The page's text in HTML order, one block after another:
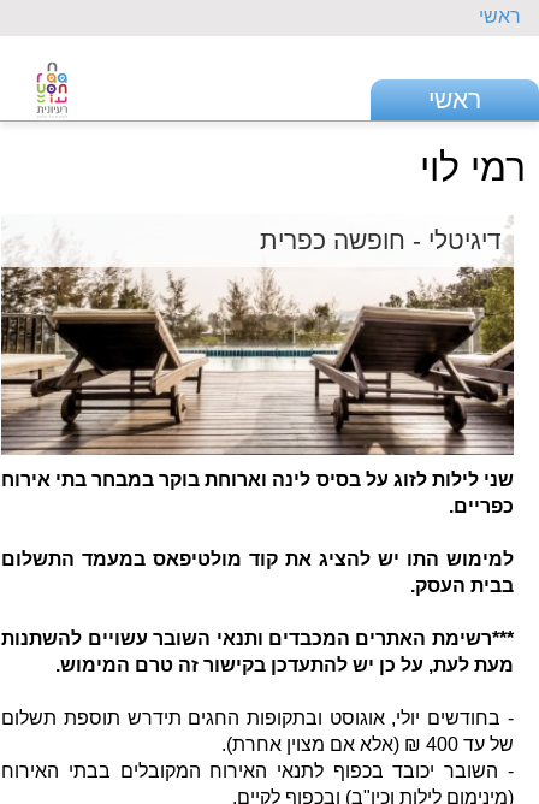
ראשי
ראשי
רמי לוי
דיגיטלי - חופשה כפרית
שני לילות לזוג על בסיס לינה וארוחת בוקר במבחר בתי אירוח
כפריים.
למימוש התו יש להציג את קוד מולטיפאס במעמד התשלום
בבית העסק.
***רשימת האתרים המכבדים ותנאי השובר עשויים להשתנות
מעת לעת, על כן יש להתעדכן בקישור זה טרם המימוש.
- בחודשים יולי, אוגוסט ובתקופות החגים תידרש תוספת תשלום
של עד 400 ₪ (אלא אם מצוין אחרת).
- השובר יכובד בכפוף לתנאי האירוח המקובלים בבתי האירוח
(מינימום לילות וכיו"ב) ובכפוף לקיים.